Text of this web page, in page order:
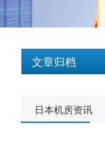
文章归档
日本机房资讯